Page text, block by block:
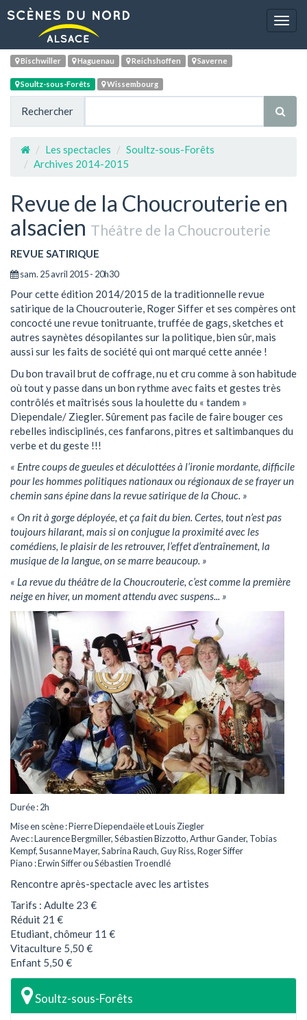
Bischwiller Haguenau Reichshoffen Saverne
Soultz-sous-Forêts Wissembourg
Rechercher
Les spectacles
Soultz-sous-Forêts
Archives 2014-2015
Revue de la Choucrouterie en
alsacien Théâtre de la Choucrouterie
REVUE SATIRIQUE
sam. 25 avril 2015 - 20h30
Pour cette édition 2014/2015 de la traditionnelle revue
satirique de la Choucrouterie, Roger Siffer et ses compères ont
concocté une revue tonitruante, truffée de gags, sketches et
autres saynètes désopilantes sur la politique, bien sûr, mais
aussi sur les faits de société qui ont marqué cette année !
Du bon travail brut de coffrage, nu et cru comme à son habitude
où tout y passe dans un bon rythme avec faits et gestes très
contrôlés et maîtrisés sous la houlette du « tandem »
Diependale/ Ziegler. Sûrement pas facile de faire bouger ces
rebelles indisciplinés, ces fanfarons, pitres et saltimbanques du
verbe et du geste !!!
« Entre coups de gueules et déculottées à l’ironie mordante, difficile
pour les hommes politiques nationaux ou régionaux de se frayer un
chemin sans épine dans la revue satirique de la Chouc. »
« On rit à gorge déployée, et ça fait du bien. Certes, tout n’est pas
toujours hilarant, mais si on conjugue la proximité avec les
comédiens, le plaisir de les retrouver, l’effet d’entraînement, la
musique de la langue, on se marre beaucoup. »
« La revue du théâtre de la Choucrouterie, c’est comme la première
neige en hiver, un moment attendu avec suspens... »
Durée : 2h
Mise en scène : Pierre Diependaële et Louis Ziegler
Avec : Laurence Bergmiller, Sébastien Bizzotto, Arthur Gander, Tobias
Kempf, Susanne Mayer, Sabrina Rauch, Guy Riss, Roger Siffer
Piano : Erwin Siffer ou Sébastien Troendlé
Rencontre après-spectacle avec les artistes
Tarifs : Adulte 23 €
Réduit 21 €
Etudiant, chômeur 11 €
Vitaculture 5,50 €
Enfant 5,50 €
Soultz-sous-Forêts